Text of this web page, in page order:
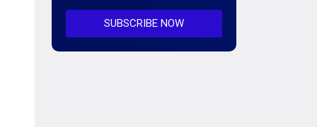
Server AI
Server Dedicated (Máy chủ riêng)
SUBSCRIBE NOW